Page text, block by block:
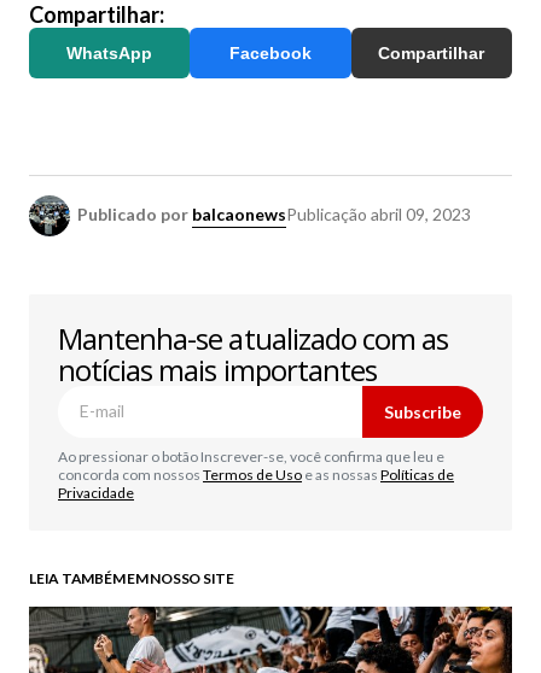
Compartilhar:
WhatsApp Facebook Compartilhar
Publicado por balcaonewsPublicação abril 09, 2023
Mantenha-se atualizado com as
notícias mais importantes
Subscribe
Ao pressionar o botão Inscrever-se, você confirma que leu e
concorda com nossos Termos de Uso e as nossas Políticas de
Privacidade
LEIA TAMBÉM EM NOSSO SITE